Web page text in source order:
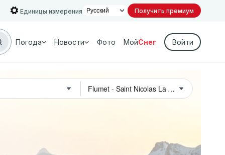
Единицы измерения Получить премиум
Погода Новости Фото МойСнег Войти